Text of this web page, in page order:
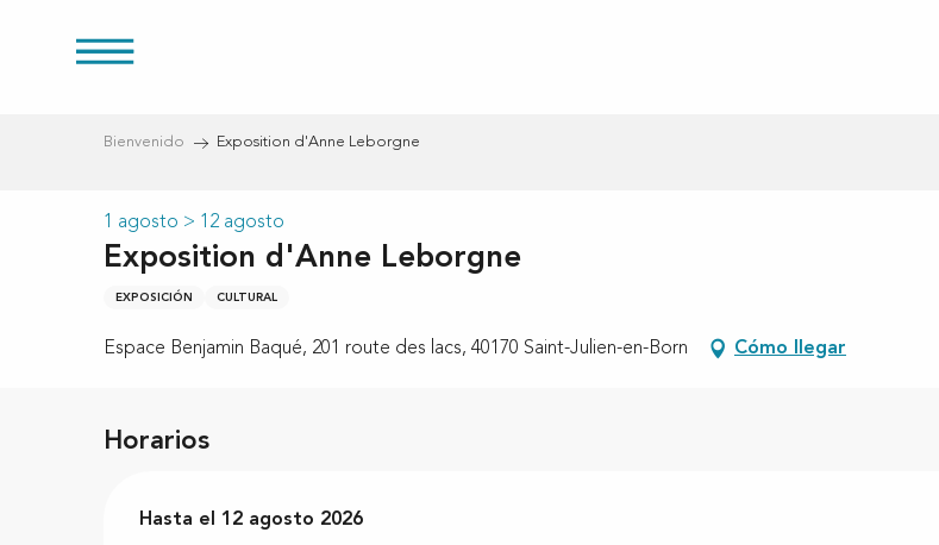
Bienvenido Exposition d'Anne Leborgne
1 agosto > 12 agosto
Exposition d'Anne Leborgne
EXPOSICIÓN CULTURAL
Espace Benjamin Baqué, 201 route des lacs, 40170 Saint-Julien-en-Born Cómo llegar
Horarios
Del1 agosto 2026 al12 agosto 2026
Hasta el 12 agosto 2026